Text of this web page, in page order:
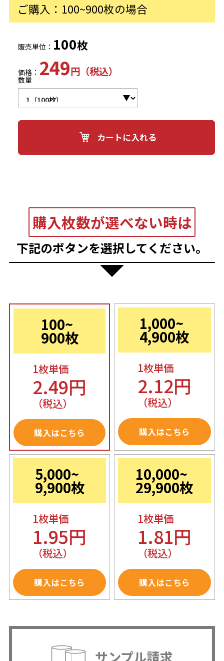
ご購入：100~900枚の場合
販売単位： 100枚
価格： 249円（税込）
数量
カートに入れる
購入枚数が選べない時は
下記のボタンを選択してください。
100~
900枚
1枚単価
2.49円
（税込）
購入はこちら
1,000~
4,900枚
1枚単価
2.12円
（税込）
購入はこちら
5,000~
9,900枚
1枚単価
1.95円
（税込）
購入はこちら
10,000~
29,900枚
1枚単価
1.81円
（税込）
購入はこちら
サンプル請求